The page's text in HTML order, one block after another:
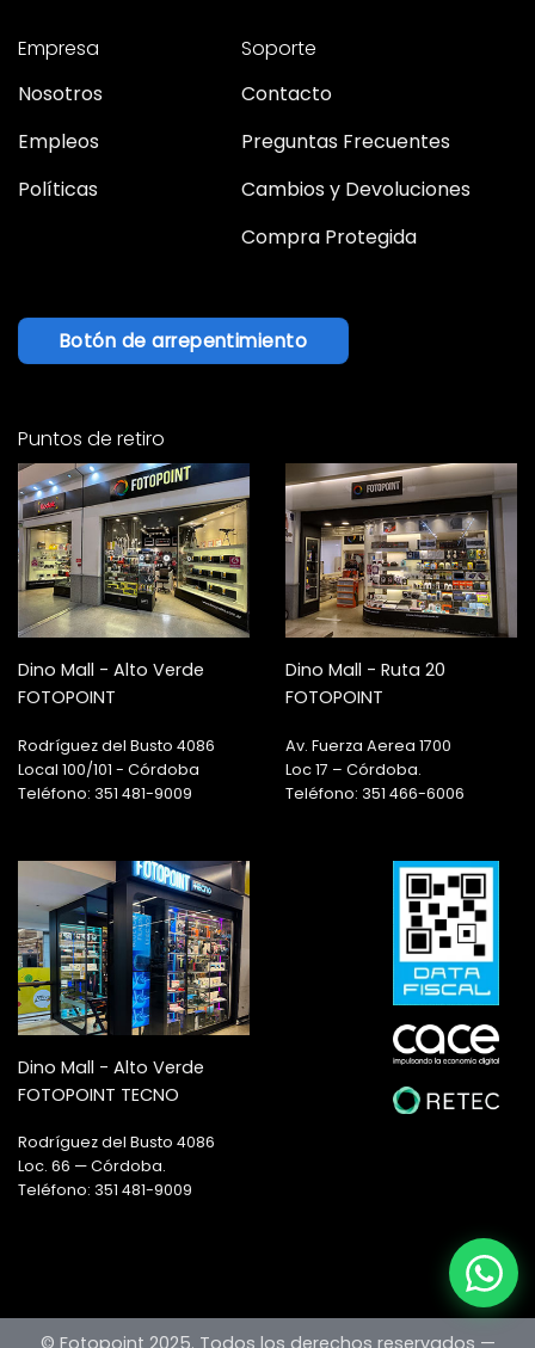
Empresa
Nosotros
Empleos
Políticas
Soporte
Contacto
Preguntas Frecuentes
Cambios y Devoluciones
Compra Protegida
Botón de arrepentimiento
Puntos de retiro
Dino Mall - Alto Verde
FOTOPOINT
Rodríguez del Busto 4086
Local 100/101 - Córdoba
Teléfono: 351 481-9009
Dino Mall - Ruta 20
FOTOPOINT
Av. Fuerza Aerea 1700
Loc 17 – Córdoba.
Teléfono: 351 466-6006
Dino Mall - Alto Verde
FOTOPOINT TECNO
Rodríguez del Busto 4086
Loc. 66 — Córdoba.
Teléfono: 351 481-9009